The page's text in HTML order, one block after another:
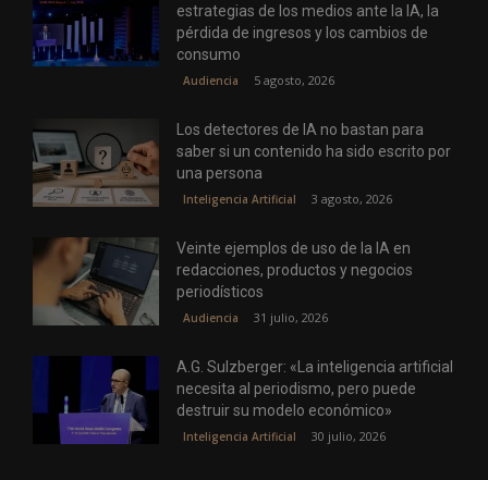
estrategias de los medios ante la IA, la
pérdida de ingresos y los cambios de
consumo
Audiencia 5 agosto, 2026
Los detectores de IA no bastan para
saber si un contenido ha sido escrito por
una persona
Inteligencia Artificial 3 agosto, 2026
Veinte ejemplos de uso de la IA en
redacciones, productos y negocios
periodísticos
Audiencia 31 julio, 2026
A.G. Sulzberger: «La inteligencia artificial
necesita al periodismo, pero puede
destruir su modelo económico»
Inteligencia Artificial 30 julio, 2026